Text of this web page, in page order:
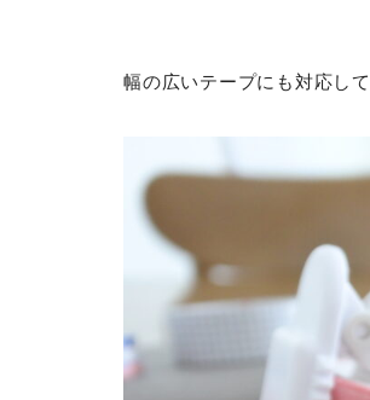
幅の広いテープにも対応し